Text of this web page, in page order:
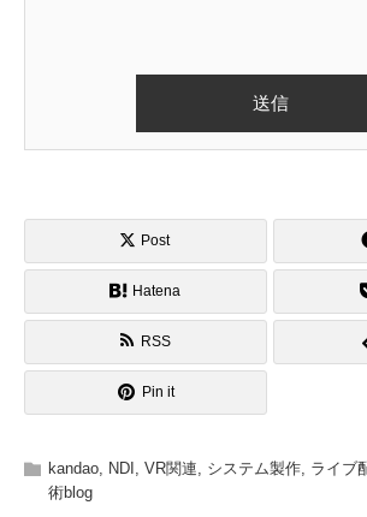
Post
Hatena
RSS
Pin it
kandao, NDI , VR関連, システム製作, ライブ
術blog